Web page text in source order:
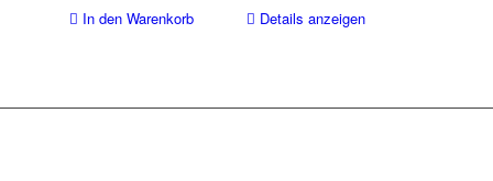
werden
In den Warenkorb
Details anzeigen